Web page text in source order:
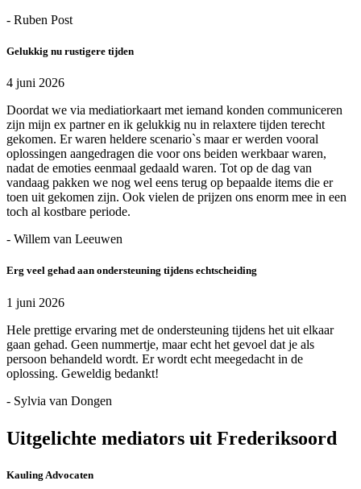
- Ruben Post
Gelukkig nu rustigere tijden
4 juni 2026
Doordat we via mediatiorkaart met iemand konden communiceren
zijn mijn ex partner en ik gelukkig nu in relaxtere tijden terecht
gekomen. Er waren heldere scenario`s maar er werden vooral
oplossingen aangedragen die voor ons beiden werkbaar waren,
nadat de emoties eenmaal gedaald waren. Tot op de dag van
vandaag pakken we nog wel eens terug op bepaalde items die er
toen uit gekomen zijn. Ook vielen de prijzen ons enorm mee in een
toch al kostbare periode.
- Willem van Leeuwen
Erg veel gehad aan ondersteuning tijdens echtscheiding
1 juni 2026
Hele prettige ervaring met de ondersteuning tijdens het uit elkaar
gaan gehad. Geen nummertje, maar echt het gevoel dat je als
persoon behandeld wordt. Er wordt echt meegedacht in de
oplossing. Geweldig bedankt!
- Sylvia van Dongen
Uitgelichte mediators uit Frederiksoord
Kauling Advocaten